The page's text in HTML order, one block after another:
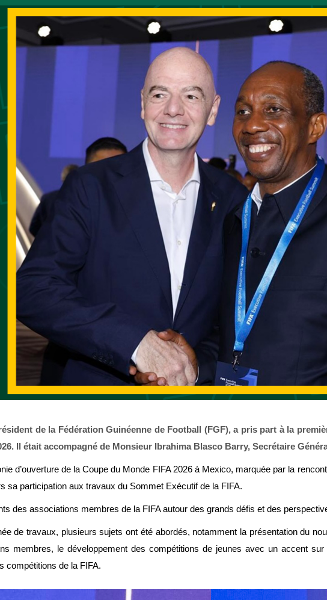
de la Fédération Guinéenne de Football (FGF), a pris part à la
Il était accompagné de Monsieur Ibrahima Blasco Barry, Secrétaire
d’ouverture de la Coupe du Monde FIFA 2026 à Mexico, marquée par la
sa participation aux travaux du Sommet Exécutif de la FIFA.
des associations membres de la FIFA autour des grands défis et des
de travaux, plusieurs sujets ont été abordés, notamment la présentation du
membres, le développement des compétitions de jeunes avec un accent
compétitions de la FIFA.